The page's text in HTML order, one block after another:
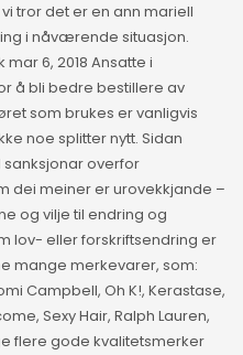
tror det er en ann mariell
i nåværende situasjon.
6, 2018 Ansatte i
å bli bedre bestillere av
som brukes er vanligvis
noe splitter nytt. Sidan
sanksjonar overfor
dei meiner er urovekkjande –
og vilje til endring og
lov- eller forskriftsendring er
mange merkevarer, som:
Campbell, Oh K!, Kerastase,
Sexy Hair, Ralph Lauren,
flere gode kvalitetsmerker